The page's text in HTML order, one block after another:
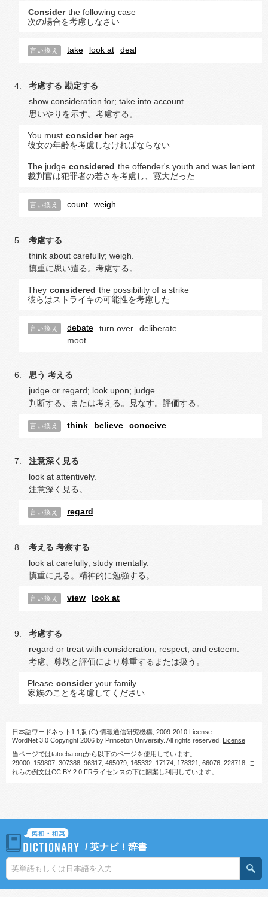
Consider the following case
次の場合を考慮しなさい
言い換え take look at deal
考慮する 勘定する
show consideration for; take into account.
思いやりを示す。考慮する。
You must consider her age
彼女の年齢を考慮しなければならない
The judge considered the offender's youth and was lenient
裁判官は犯罪者の若さを考慮し、寛大だった
言い換え count weigh
考慮する
think about carefully; weigh.
慎重に思い遣る。考慮する。
They considered the possibility of a strike
彼らはストライキの可能性を考慮した
言い換え debate turn over
deliberate
moot
思う 考える
judge or regard; look upon; judge.
判断する、または考える。見なす。評価する。
言い換え think believe conceive
注意深く見る
look at attentively.
注意深く見る。
言い換え regard
考える 考察する
look at carefully; study mentally.
慎重に見る。精神的に勉強する。
言い換え view look at
考慮する
regard or treat with consideration, respect, and esteem.
考慮、尊敬と評価により尊重するまたは扱う。
Please consider your family
家族のことを考慮してください
日本語ワードネット1.1版 (C) 情報通信研究機構, 2009-2010 License
WordNet 3.0 Copyright 2006 by Princeton University. All rights reserved. License
当ページではtatoeba.orgから以下のページを使用しています。
29000 159807 307388 96317 465079 165332 17174 178321 66076 228718 , こ
れらの例文はCC BY 2.0 FRライセンスの下に翻案し利用しています。
/英ナビ！辞書